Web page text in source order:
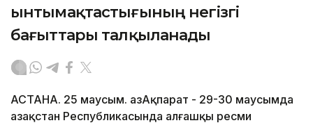
ынтымақтастығының негізгі
бағыттары талқыланады
АСТАНА. 25 маусым. ҚазАқпарат - 29-30 маусымда
Қазақстан Республикасында алғашқы ресми